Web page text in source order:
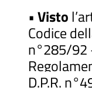
•Visto
Codice
n°285/92
D.P.R.